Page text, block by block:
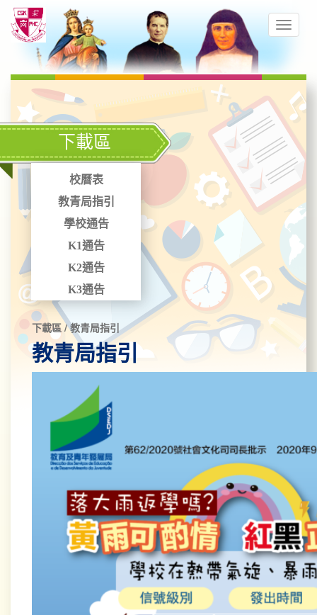
下載區
校曆表
教青局指引
學校通告
K1通告
K2通告
K3通告
下載區 / 教青局指引
教青局指引